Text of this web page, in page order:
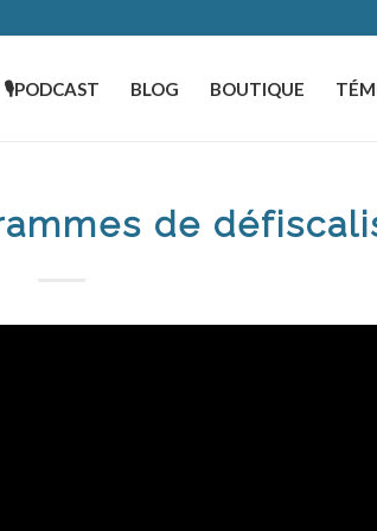
🎙️PODCAST BLOG BOUTIQUE
de